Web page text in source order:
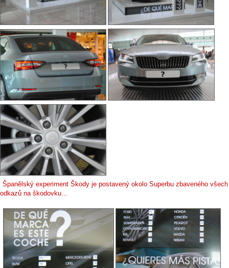
Španělský experiment Škody je postavený okolo Superbu zbaveného všech
odkazů na škodovku...